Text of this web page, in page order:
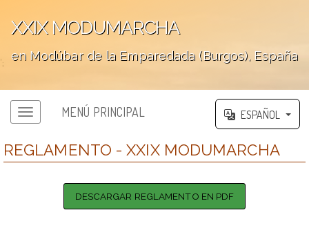
XXIX MODUMARCHA
en Modúbar de la Emparedada (Burgos), España
';
MENÚ PRINCIPAL ESPAÑOL
REGLAMENTO - XXIX MODUMARCHA
DESCARGAR REGLAMENTO EN PDF